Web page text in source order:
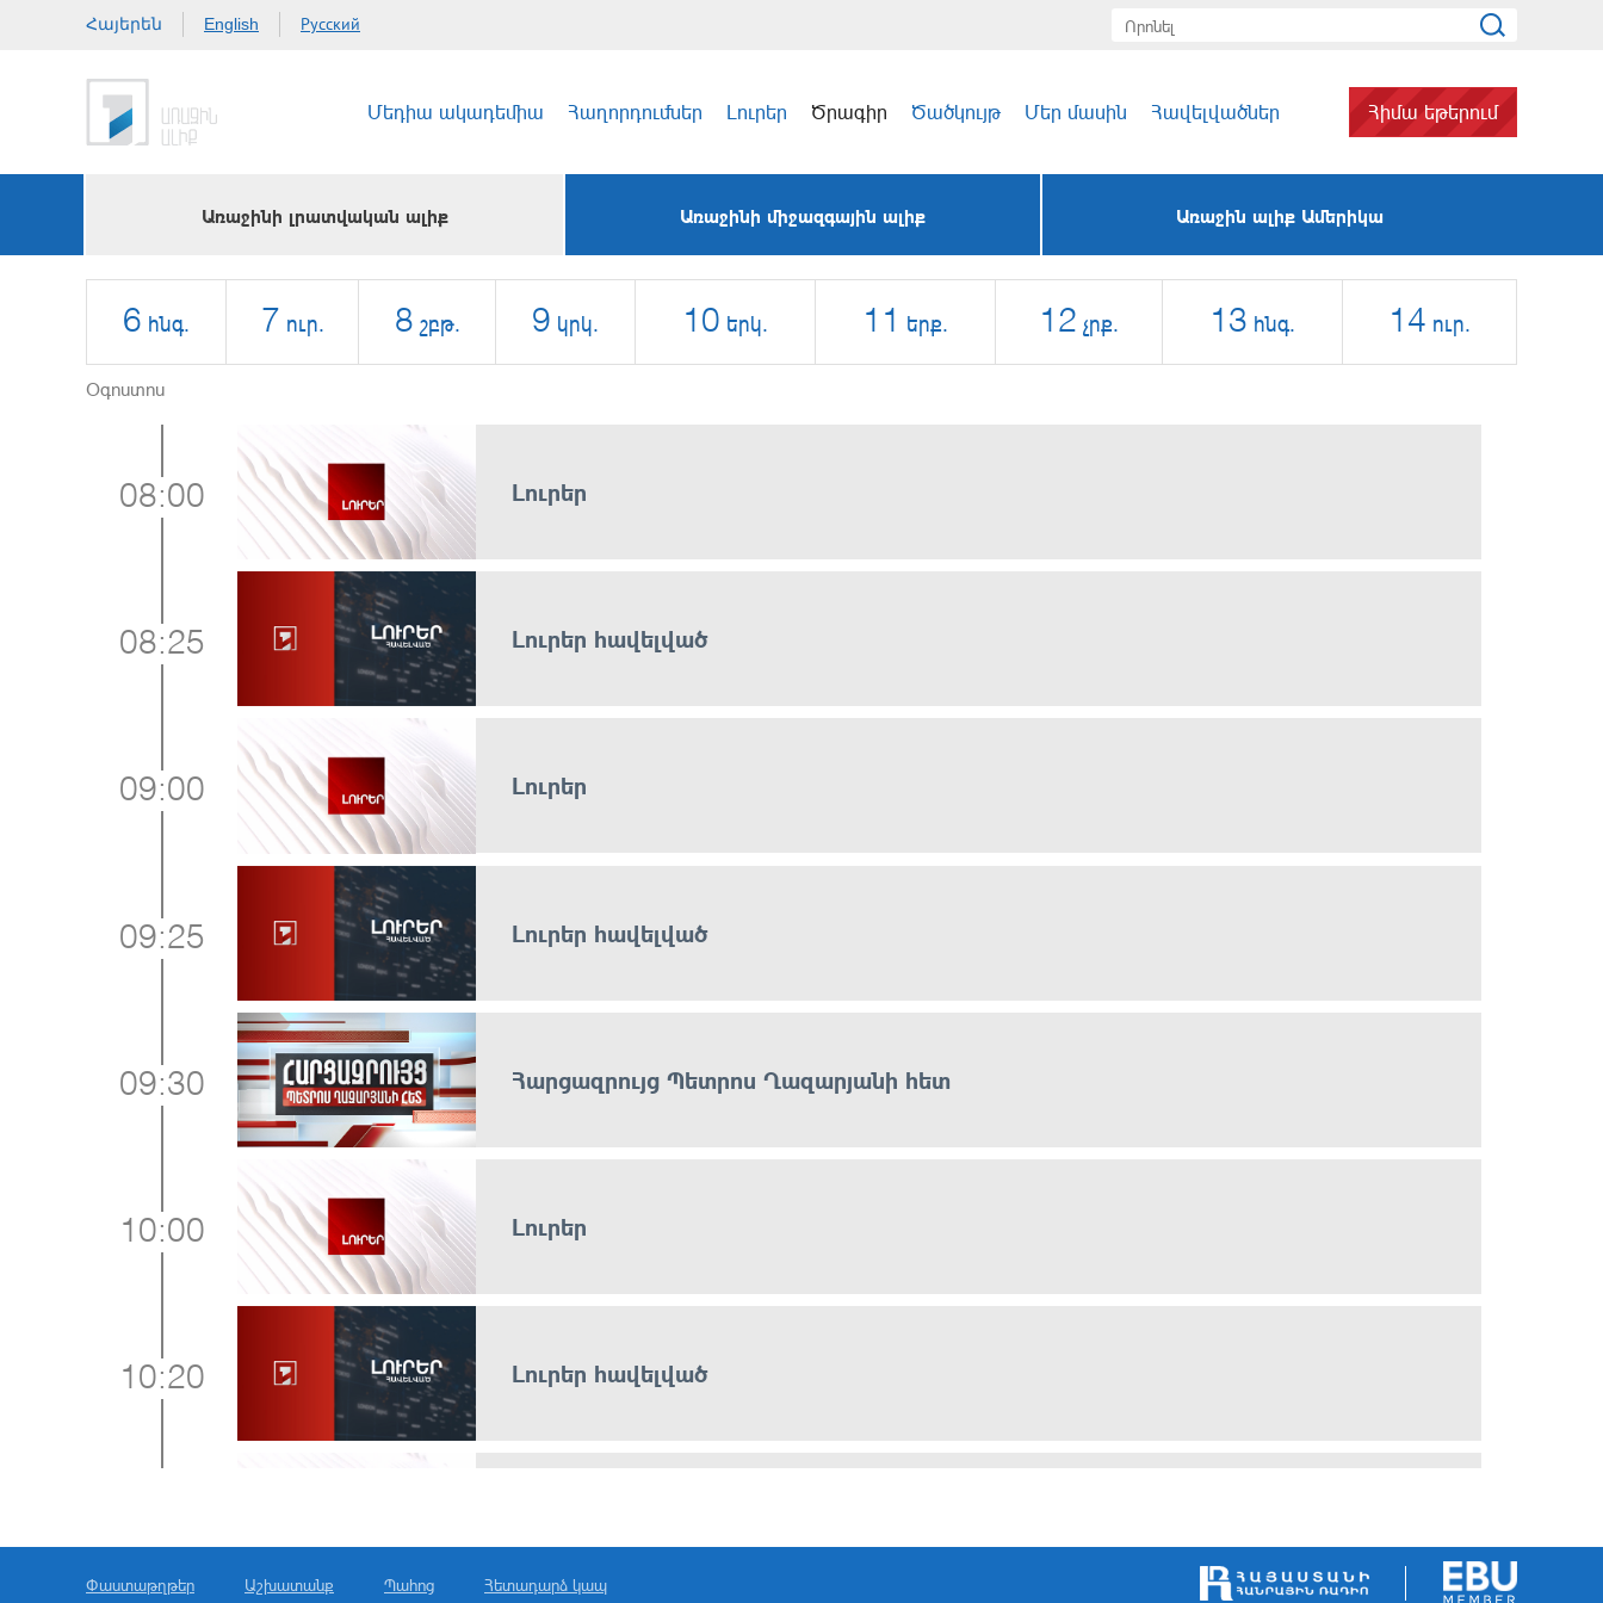
Հայերեն English Русский
Մեդիա ակադեմիա Հաղորդումներ Լուրեր Ծրագիր Ծածկույթ Մեր մասին Հավելվածներ Հիմա եթերում
Առաջինի լրատվական ալիք Առաջինի միջազգային ալիք Առաջին ալիք Ամերիկա
6 հնգ. 7 ուր. 8 շբթ. 9 կրկ. 10 երկ. 11 երք. 12 չրք. 13 հնգ. 14 ուր.
Օգոստոս
Լուրեր
08:00
Լուրեր հավելված
08:25
Լուրեր
09:00
Լուրեր հավելված
09:25
Հարցազրույց Պետրոս Ղազարյանի հետ
09:30
Լուրեր
10:00
Լուրեր հավելված
10:20
Փաստաթղթեր Աշխատանք Պահոց Հետադարձ կապ